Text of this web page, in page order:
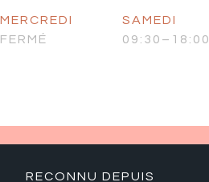
MERCREDI
FERMÉ
SAMEDI
09:30–18:00
RECONNU DEPUIS